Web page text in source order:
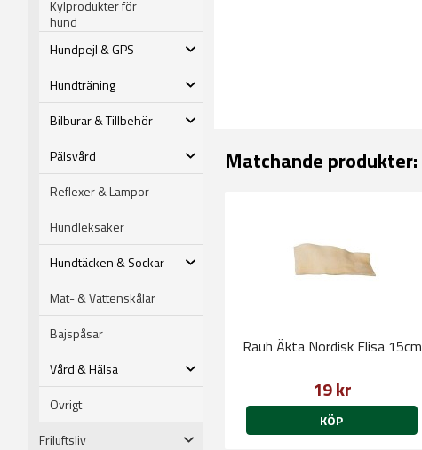
Kylprodukter för
hund
Hundpejl & GPS
Hundträning
Bilburar & Tillbehör
Pälsvård
Reflexer & Lampor
Hundleksaker
Hundtäcken & Sockar
Mat- & Vattenskålar
Bajspåsar
Vård & Hälsa
Övrigt
Friluftsliv
Matchande produkter:
Rauh Äkta Nordisk Flisa 15cm
19 kr
KÖP